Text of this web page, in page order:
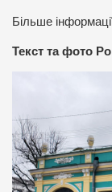
Більше
Текст та фото